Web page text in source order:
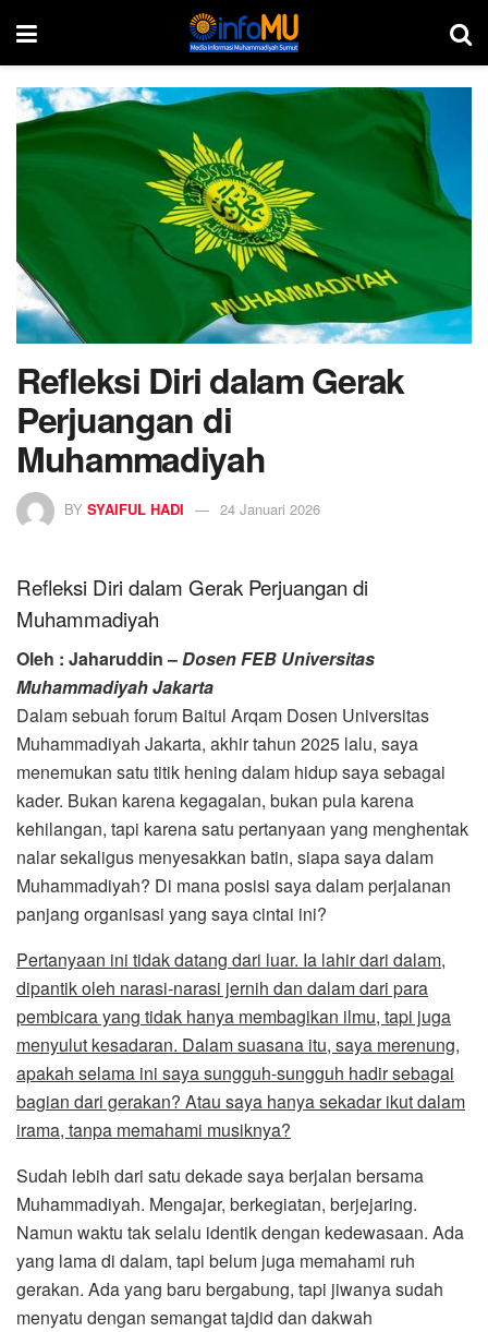
Refleksi Diri dalam Gerak
Perjuangan di
Muhammadiyah
BY SYAIFUL HADI 24 Januari 2026
Refleksi Diri dalam Gerak Perjuangan di
Muhammadiyah
Oleh : Jaharuddin –Dosen FEB Universitas
Muhammadiyah Jakarta
Dalam sebuah forum Baitul Arqam Dosen Universitas
Muhammadiyah Jakarta, akhir tahun 2025 lalu, saya
menemukan satu titik hening dalam hidup saya sebagai
kader. Bukan karena kegagalan, bukan pula karena
kehilangan, tapi karena satu pertanyaan yang menghentak
nalar sekaligus menyesakkan batin, siapa saya dalam
Muhammadiyah? Di mana posisi saya dalam perjalanan
panjang organisasi yang saya cintai ini?
Pertanyaan ini tidak datang dari luar. Ia lahir dari dalam,
dipantik oleh narasi-narasi jernih dan dalam dari para
pembicara yang tidak hanya membagikan ilmu, tapi juga
menyulut kesadaran. Dalam suasana itu, saya merenung,
apakah selama ini saya sungguh-sungguh hadir sebagai
bagian dari gerakan? Atau saya hanya sekadar ikut dalam
irama, tanpa memahami musiknya?
Sudah lebih dari satu dekade saya berjalan bersama
Muhammadiyah. Mengajar, berkegiatan, berjejaring.
Namun waktu tak selalu identik dengan kedewasaan. Ada
yang lama di dalam, tapi belum juga memahami ruh
gerakan. Ada yang baru bergabung, tapi jiwanya sudah
menyatu dengan semangat tajdid dan dakwah